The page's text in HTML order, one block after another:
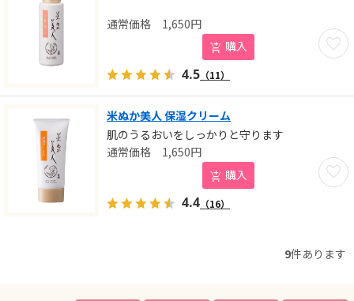
お気
1,650円
購入
4.5 （11）
米ぬか美人 保湿クリーム
肌のうるおいをしっかりと守ります
お気
1,650円
購入
4.4 （16）
9件あります